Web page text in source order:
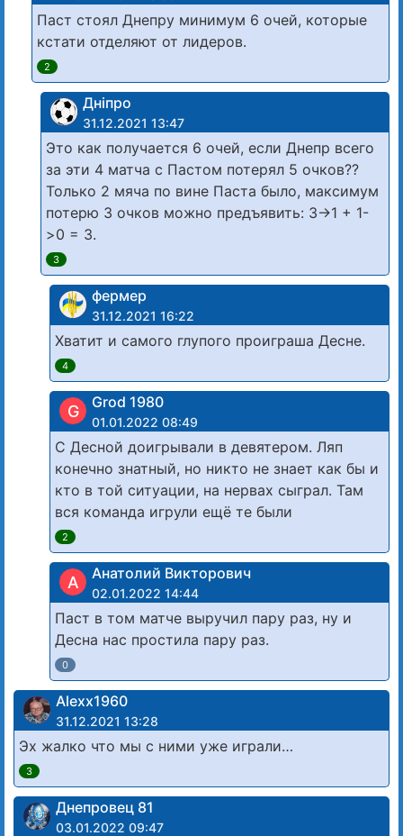
Паст стоял Днепру минимум 6 очей, которые
кстати отделяют от лидеров.
2
Дніпро
31.12.2021 13:47
Это как получается 6 очей, если Днепр всего
за эти 4 матча с Пастом потерял 5 очков??
Только 2 мяча по вине Паста было, максимум
потерю 3 очков можно предъявить: 3->1 + 1-
>0 = 3.
3
фермер
31.12.2021 16:22
Хватит и самого глупого проиграша Десне.
4
G Grod 1980
01.01.2022 08:49
С Десной доигрывали в девятером. Ляп
конечно знатный, но никто не знает как бы и
кто в той ситуации, на нервах сыграл. Там
вся команда игрули ещё те были
2
А Анатолий Викторович
02.01.2022 14:44
Паст в том матче выручил пару раз, ну и
Десна нас простила пару раз.
0
Alexx1960
31.12.2021 13:28
Эх жалко что мы с ними уже играли…
3
Днепровец 81
03.01.2022 09:47